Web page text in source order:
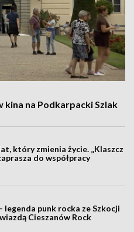
kina na Podkarpacki Szlak
który zmienia życie. „Klaszcz
do współpracy
legenda punk rocka ze Szkocji
Cieszanów Rock